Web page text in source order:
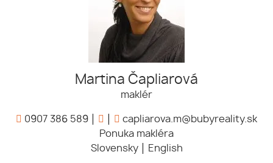
Martina Čapliarová
maklér
0907 386 589
capliarova.m@bubyreality.sk
Ponuka makléra
Slovensky
English